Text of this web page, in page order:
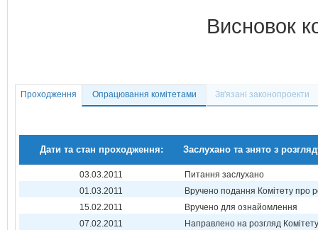
Висновок
Проходження Опрацювання комітетами Зв'язані законопроекти
Дати та стан проходження: Заслухано та знято з
03.03.2011
Питання заслухано
01.03.2011
Вручено подання Комітету про
15.02.2011
Вручено для ознайомлення
07.02.2011
Направлено на розгляд Комітету